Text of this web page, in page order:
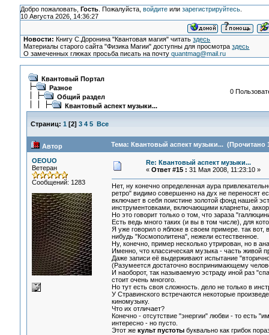
Добро пожаловать, Гость. Пожалуйста, войдитеили зарегистрируйтесь.
10 Августа 2026, 14:36:27
Новости: Книгу С.Доронина "Квантовая магия" читатьздесь
Материалы старого сайта "Физика Магии" доступны для просмотраздесь
О замеченных глюках просьба писать на почтуquantmag@mail.ru
Квантовый Портал
Разное
Общий раздел
Квантовый аспект музыки...
0
Страниц: 1 [2] 3 4 5 Все
Автор Тема: Квантовый аспект музыки... (Прочитано
OEOUO
Ветеран
Сообщений: 1283
Re: Квантовый аспект музыки...
« Ответ #15 : 31 Мая 2008, 11:23:10 »
Нет, ну конечно определенная аура
ретро" видимо совершенно на дух не переносят
включает в себя поистине золотой фонд нашей
инструментовками, включающими кларнеты,
Но это говорит только о том, что зараза
Есть ведь много таких (и вы в том числе), для
Я уже говорил о яблоке в своем примере. так вот,
нибудь "Космополитена", нежели естественное.
Ну, конечно, пример несколько утрирован, но в
Именно, что классическая музыка - часть живой
Даже записи её выдерживают испытание
(Разумеется достаточно воспринимающему
И наоборот, так называемую эстраду иной раз
стоит очень многого.
Но тут есть своя сложность. дело не только в
У Стравинского встречаются некоторые
киномузыку.
Что их отличает?
Конечно - отсутствие "энергии" любви - то есть
интересно - но пусто.
Этот же культ пустотыбуквально как грибок